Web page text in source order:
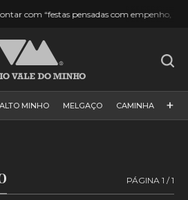
com “festas pensadas com empenho,
ALTO MINHO MELGAÇO CAMINHA +
PÁGINA 1 / 1